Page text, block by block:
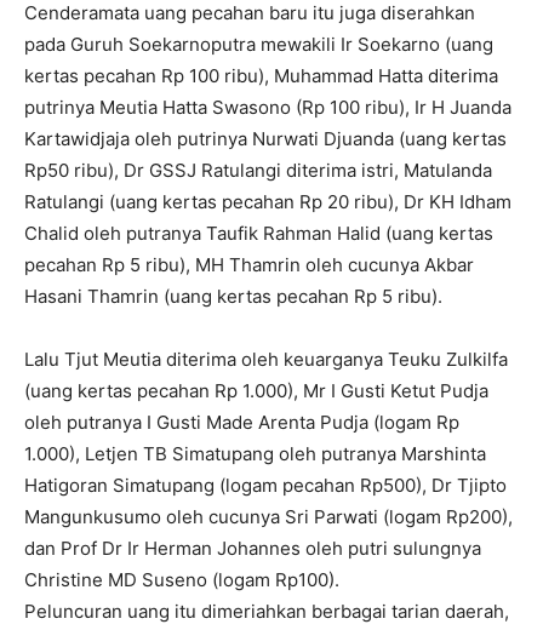
Cenderamata uang pecahan baru itu juga diserahkan
pada Guruh Soekarnoputra mewakili Ir Soekarno (uang
kertas pecahan Rp 100 ribu), Muhammad Hatta diterima
putrinya Meutia Hatta Swasono (Rp 100 ribu), Ir H Juanda
Kartawidjaja oleh putrinya Nurwati Djuanda (uang kertas
Rp50 ribu), Dr GSSJ Ratulangi diterima istri, Matulanda
Ratulangi (uang kertas pecahan Rp 20 ribu), Dr KH Idham
Chalid oleh putranya Taufik Rahman Halid (uang kertas
pecahan Rp 5 ribu), MH Thamrin oleh cucunya Akbar
Hasani Thamrin (uang kertas pecahan Rp 5 ribu).
Lalu Tjut Meutia diterima oleh keuarganya Teuku Zulkilfa
(uang kertas pecahan Rp 1.000), Mr I Gusti Ketut Pudja
oleh putranya I Gusti Made Arenta Pudja (logam Rp
1.000), Letjen TB Simatupang oleh putranya Marshinta
Hatigoran Simatupang (logam pecahan Rp500), Dr Tjipto
Mangunkusumo oleh cucunya Sri Parwati (logam Rp200),
dan Prof Dr Ir Herman Johannes oleh putri sulungnya
Christine MD Suseno (logam Rp100).
Peluncuran uang itu dimeriahkan berbagai tarian daerah,